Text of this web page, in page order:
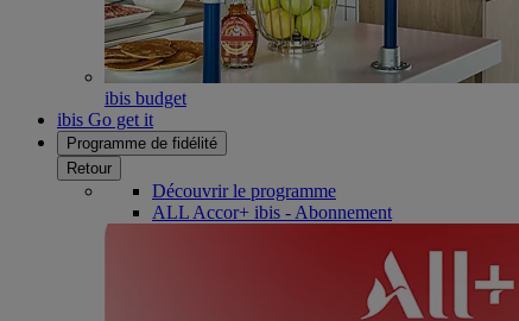
ibis budget
ibis Go get it
Programme de fidélité
Retour
Découvrir le programme
ALL Accor+ ibis - Abonnement